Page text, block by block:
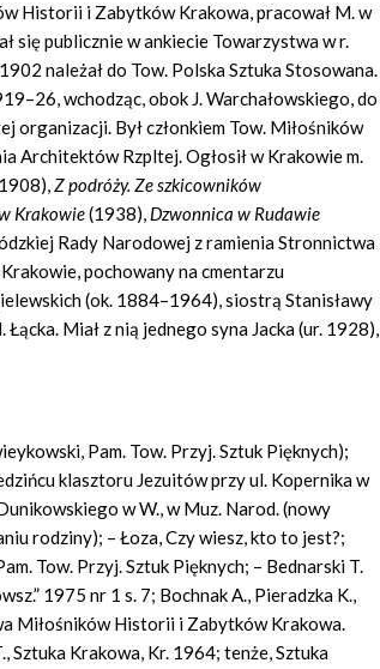
Historii i Zabytków Krakowa, pracował M. w
się publicznie w ankiecie Towarzystwa w r.
należał do Tow. Polska Sztuka Stosowana.
wchodząc, obok J. Warchałowskiego, do
Był członkiem Tow. Miłośników
Architektów Rzpltej. Ogłosił w Krakowie m.
Z podróży. Ze szkicowników
Krakowie(1938), Dzwonnica w Rudawie
Rady Narodowej z ramienia Stronnictwa
pochowany na cmentarzu
(ok. 1884–1964), siostrą Stanisławy
Miał z nią jednego syna Jacka (ur. 1928),
Pam. Tow. Przyj. Sztuk Pięknych);
klasztoru Jezuitów przy ul. Kopernika w
w W., w Muz. Narod. (nowy
rodziny); – Łoza, Czy wiesz, kto to jest?;
Tow. Przyj. Sztuk Pięknych; – Bednarski T.
1975 nr 1 s. 7; Bochnak A., Pieradzka K.,
Miłośników Historii i Zabytków Krakowa.
Krakowa, Kr. 1964; tenże, Sztuka